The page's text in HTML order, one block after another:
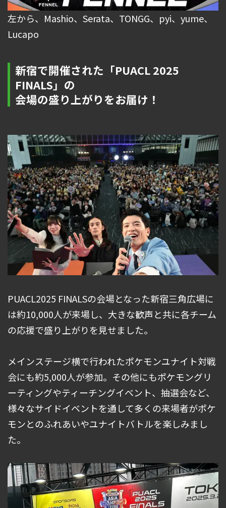
左から、Mashio、Serata、TONGG、pyi、yume、
Lucapo
新宿で開催された「PUACL 2025
FINALS」の
会場の盛り上がりをお届け！
PUACL2025 FINALSの会場となった新宿三角広場に
は約10,000人が来場し、大きな歓声と共に各チーム
の応援で盛り上がりを見せました。
メインステージ横で行われたポケモンユナイト対戦
会にも約5,000人が参加。その他にもポケモングリ
ーティングやティーチングイベント、抽選会など、
様々なサイドイベントを通して多くの来場者がポケ
モンとのふれあいやユナイトバトルを楽しみまし
た。